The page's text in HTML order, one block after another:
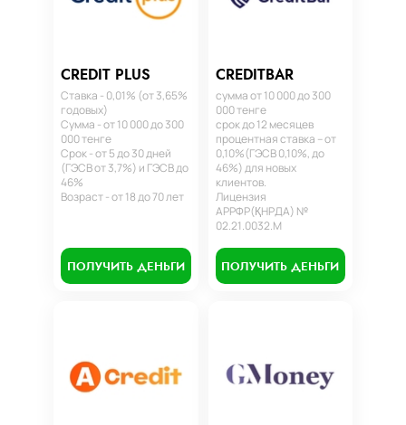
CREDIT PLUS
Ставка - 0,01% (от 3,65%
годовых)
Сумма - от 10 000 до 300
000 тенге
Срок - от 5 до 30 дней
(ГЭСВ от 3,7%) и ГЭСВ до
46%
Возраст - от 18 до 70 лет
ПОЛУЧИТЬ ДЕНЬГИ
CREDITBAR
сумма от 10 000 до 300
000 тенге
срок до 12 месяцев
процентная ставка – от
0,10%(ГЭСВ 0,10%, до
46%) для новых
клиентов.
Лицензия
АРРФР(ҚНРДА) №
02.21.0032.М
ПОЛУЧИТЬ ДЕНЬГИ